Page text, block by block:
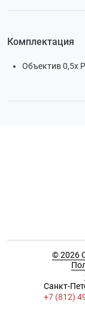
Комплектация
Объектив 0,5x
© 2026
Cанкт-
+7 (812)